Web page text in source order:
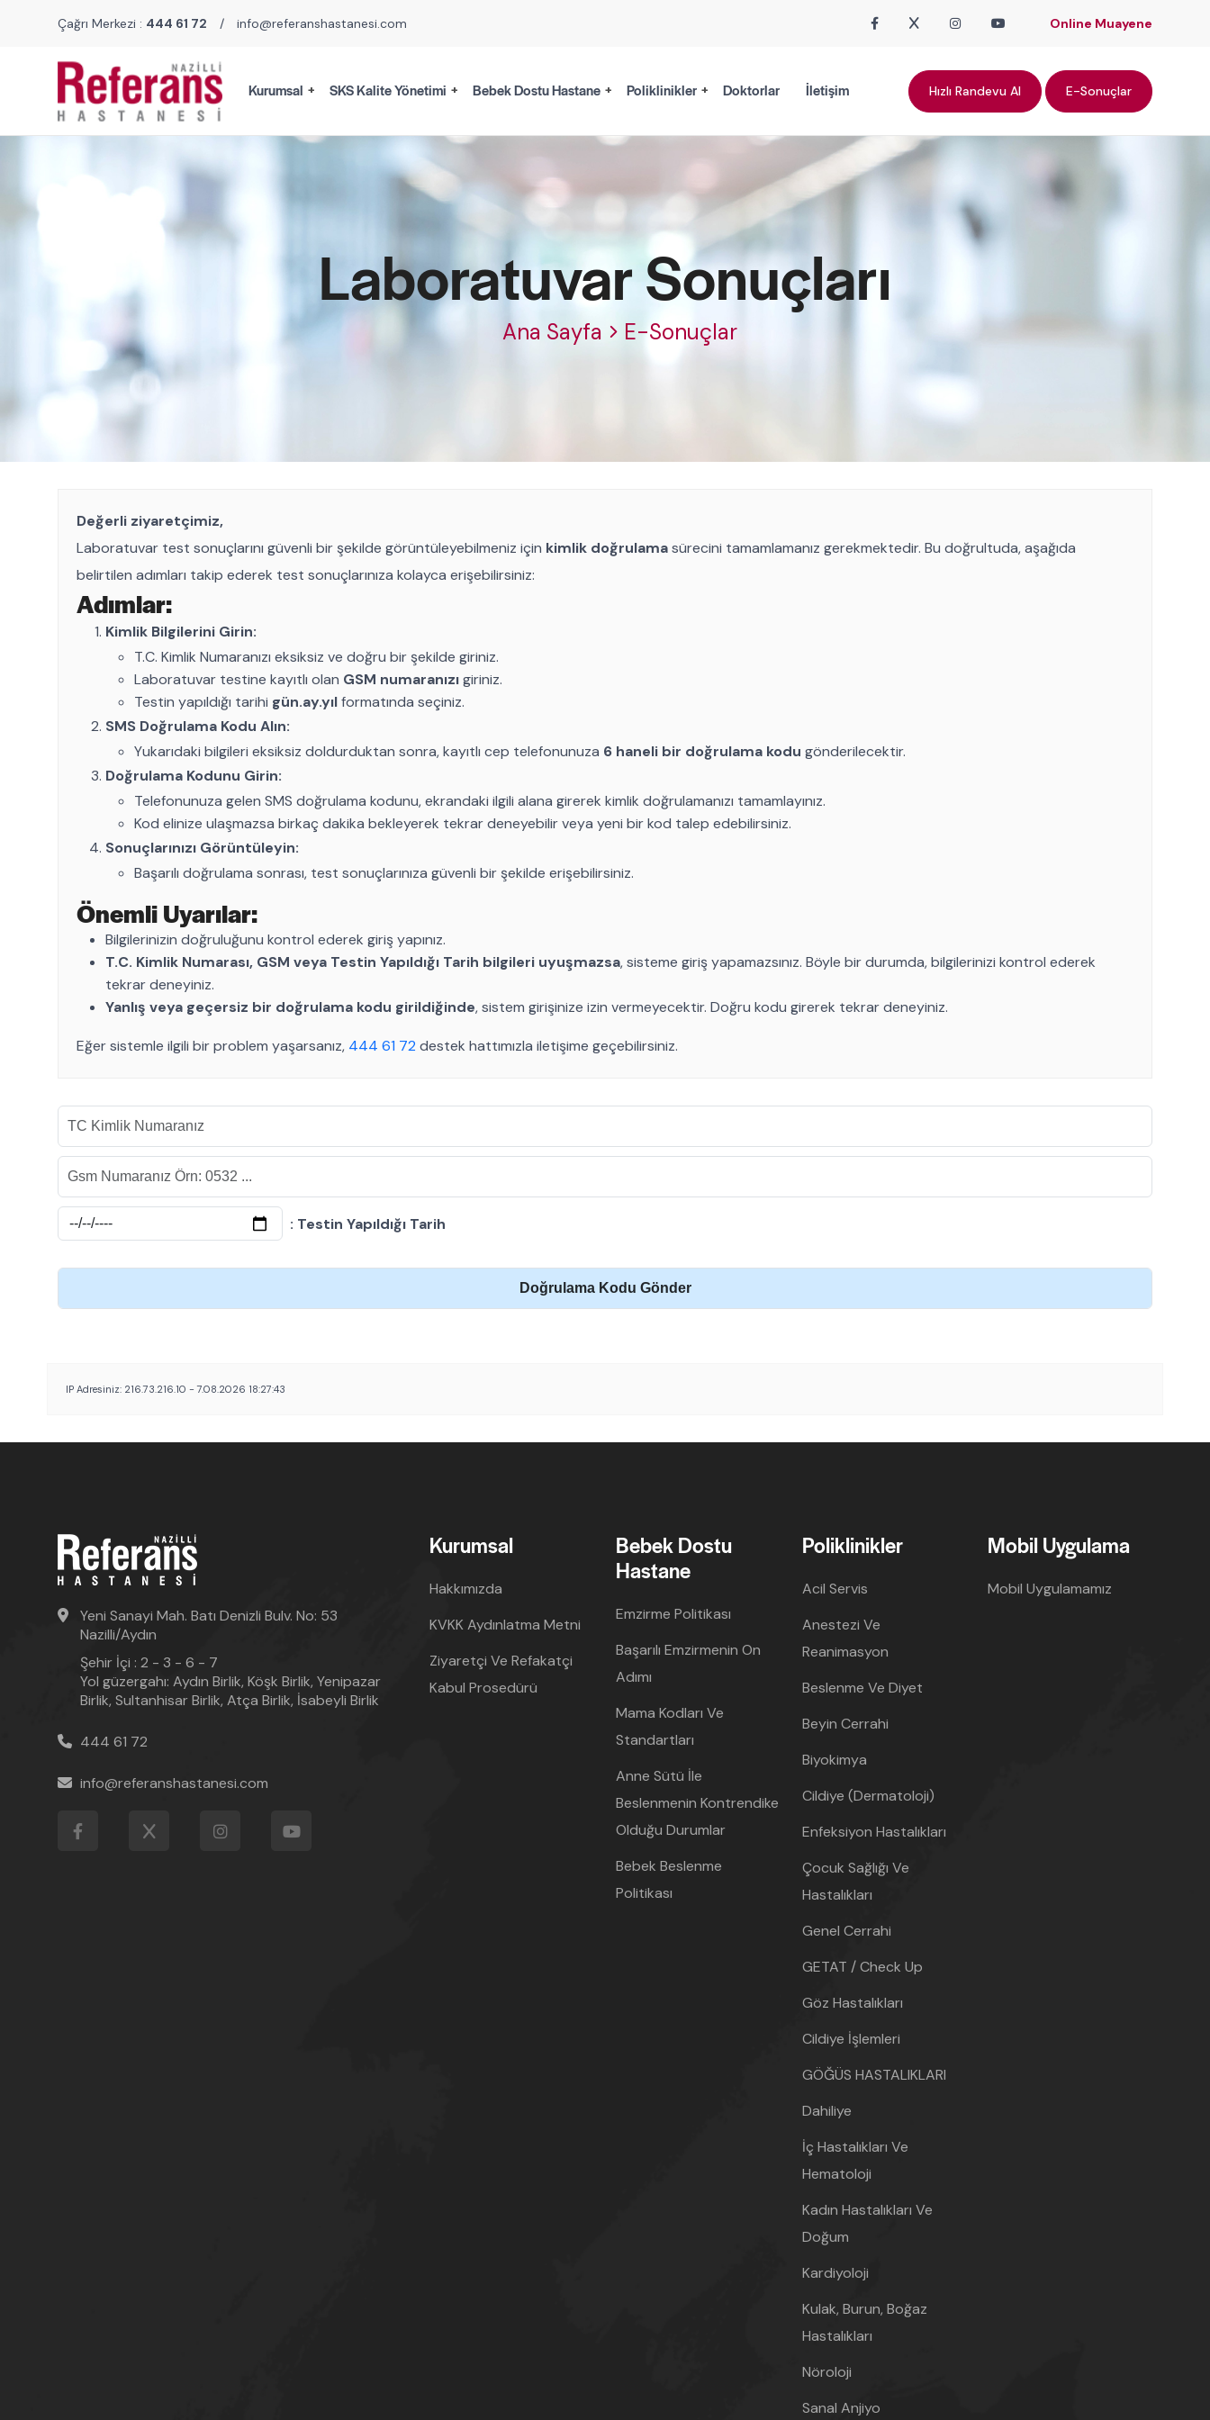
Çağrı Merkezi : 444 61 72 / info@referanshastanesi.com Online Muayene
Kurumsal SKS Kalite Yönetimi Bebek Dostu Hastane Poliklinikler Doktorlar İletişim Hızlı Randevu Al E-Sonuçlar
Laboratuvar Sonuçları
Ana Sayfa E-Sonuçlar
Değerli ziyaretçimiz,
Laboratuvar test sonuçlarını güvenli bir şekilde görüntüleyebilmeniz için kimlik doğrulamasürecini tamamlamanız gerekmektedir. Bu doğrultuda, aşağıda
belirtilen adımları takip ederek test sonuçlarınıza kolayca erişebilirsiniz:
Adımlar:
Kimlik Bilgilerini Girin:
T.C. Kimlik Numaranızı eksiksiz ve doğru bir şekilde giriniz.
Laboratuvar testine kayıtlı olan GSM numaranızıgiriniz.
Testin yapıldığı tarihi gün.ay.yılformatında seçiniz.
SMS Doğrulama Kodu Alın:
Yukarıdaki bilgileri eksiksiz doldurduktan sonra, kayıtlı cep telefonunuza 6 haneli bir doğrulama kodu gönderilecektir.
Doğrulama Kodunu Girin:
Telefonunuza gelen SMS doğrulama kodunu, ekrandaki ilgili alana girerek kimlik doğrulamanızı tamamlayınız.
Kod elinize ulaşmazsa birkaç dakika bekleyerek tekrar deneyebilir veya yeni bir kod talep edebilirsiniz.
Sonuçlarınızı Görüntüleyin:
Başarılı doğrulama sonrası, test sonuçlarınıza güvenli bir şekilde erişebilirsiniz.
Önemli Uyarılar:
Bilgilerinizin doğruluğunu kontrol ederek giriş yapınız.
T.C. Kimlik Numarası, GSM veya Testin Yapıldığı Tarih bilgileri uyuşmazsa, sisteme giriş yapamazsınız. Böyle bir durumda, bilgilerinizi kontrol ederek
tekrar deneyiniz.
Yanlış veya geçersiz bir doğrulama kodu girildiğinde, sistem girişinize izin vermeyecektir. Doğru kodu girerek tekrar deneyiniz.
Eğer sistemle ilgili bir problem yaşarsanız, 444 61 72 destek hattımızla iletişime geçebilirsiniz.
: Testin Yapıldığı Tarih
Doğrulama Kodu Gönder
IP Adresiniz: 216.73.216.10 - 7.08.2026 18:27:43
Yeni Sanayi Mah. Batı Denizli Bulv. No: 53
Nazilli/Aydın
Şehir İçi : 2 - 3 - 6 - 7
Yol güzergahı: Aydın Birlik, Köşk Birlik, Yenipazar
Birlik, Sultanhisar Birlik, Atça Birlik, İsabeyli Birlik
444 61 72
info@referanshastanesi.com
Kurumsal
Hakkımızda
KVKK Aydınlatma Metni
Ziyaretçi Ve Refakatçi
Kabul Prosedürü
Bebek Dostu
Hastane
Emzirme Politikası
Başarılı Emzirmenin On
Adımı
Mama Kodları Ve
Standartları
Anne Sütü İle
Beslenmenin Kontrendike
Olduğu Durumlar
Bebek Beslenme
Politikası
Poliklinikler
Acil Servis
Anestezi Ve
Reanimasyon
Beslenme Ve Diyet
Beyin Cerrahi
Biyokimya
Cildiye (Dermatoloji)
Enfeksiyon Hastalıkları
Çocuk Sağlığı Ve
Hastalıkları
Genel Cerrahi
GETAT / Check Up
Göz Hastalıkları
Cildiye İşlemleri
GÖĞÜS HASTALIKLARI
Dahiliye
İç Hastalıkları Ve
Hematoloji
Kadın Hastalıkları Ve
Doğum
Kardiyoloji
Kulak, Burun, Boğaz
Hastalıkları
Nöroloji
Sanal Anjiyo
Mobil Uygulama
Mobil Uygulamamız